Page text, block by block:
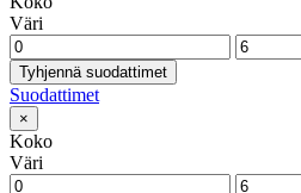
Väri
Tyhjennä suodattimet
Suodattimet
×
Koko
Väri